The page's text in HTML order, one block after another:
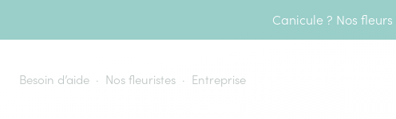
Canicule ? Nos
Besoin d’aide Nos fleuristes Entreprise